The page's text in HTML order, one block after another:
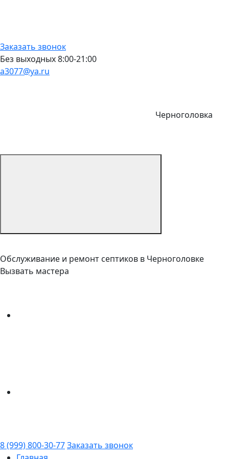
Заказать звонок
Без выходных 8:00-21:00
a3077@ya.ru
Черноголовка
Обслуживание и ремонт септиков в Черноголовке
Вызвать мастера
8 (999) 800-30-77Заказать звонок